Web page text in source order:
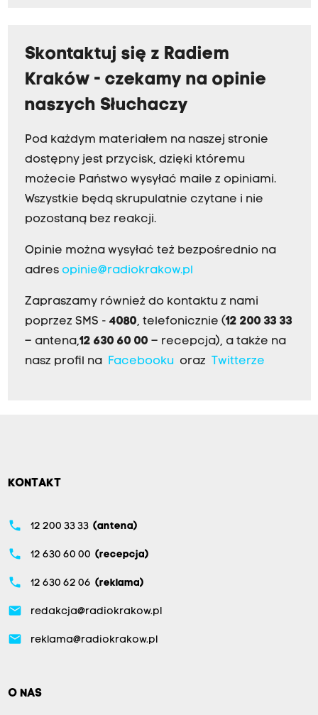
Skontaktuj się z Radiem
Kraków - czekamy na opinie
naszych Słuchaczy
Pod każdym materiałem na naszej stronie
dostępny jest przycisk, dzięki któremu
możecie Państwo wysyłać maile z opiniami.
Wszystkie będą skrupulatnie czytane i nie
pozostaną bez reakcji.
Opinie można wysyłać też bezpośrednio na
adres opinie@radiokrakow.pl
Zapraszamy również do kontaktu z nami
poprzez SMS - 4080, telefonicznie (12 200 33 33
– antena,12 630 60 00 – recepcja), a także na
nasz profil na Facebookuoraz Twitterze
KONTAKT
phone 12 200 33 33 (antena)
phone 12 630 60 00 (recepcja)
phone 12 630 62 06 (reklama)
email redakcja@radiokrakow.pl
email reklama@radiokrakow.pl
O NAS